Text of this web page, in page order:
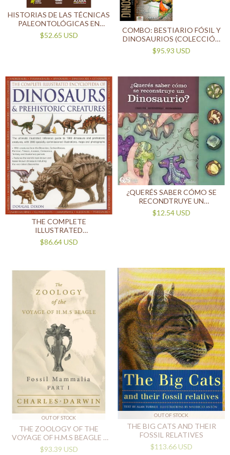
HISTORIAS DE LAS TÉCNICAS
PALEONTOLÓGICAS EN
ARGENTINA
$52.65 USD
COMBO: BESTIARIO FÓSIL Y
DINOSAURIOS (COLECCIÓN
SUDAMERICA
PREHISTÓRICA)
$95.93 USD
THE COMPLETE
ILLUSTRATED
ENCYCLOPEDIA OF
DINOSAURS & PREHISTORIC
$86.64 USD
¿QUERÉS SABER CÓMO SE
RECONDTRUYE UN
DINOSAURIO?
$12.54 USD
OUT OF STOCK
THE ZOOLOGY OF THE
VOYAGE OF H.M.S BEAGLE -
PART I - FOSSIL MAMMALIA
$93.39 USD
OUT OF STOCK
THE BIG CATS AND THEIR
FOSSIL RELATIVES
$113.66 USD